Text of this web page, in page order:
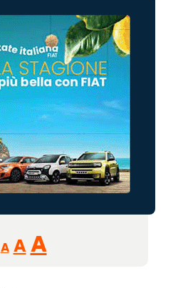
A
Reducir
tamaño
A Restablecer
AAumentar